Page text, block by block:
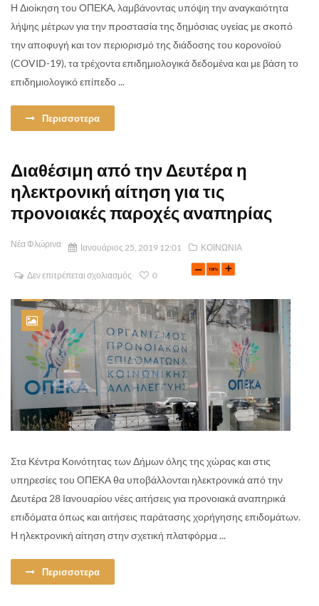
Η Διοίκηση του ΟΠΕΚΑ, λαμβάνοντας υπόψη την αναγκαιότητα
λήψης μέτρων για την προστασία της δημόσιας υγείας με σκοπό
την αποφυγή και τον περιορισμό της διάδοσης του κορονοϊού
(COVID-19), τα τρέχοντα επιδημιολογικά δεδομένα και με βάση το
επιδημιολογικό επίπεδο ...
Περισσοτερα
Διαθέσιμη από την Δευτέρα η
ηλεκτρονική αίτηση για τις
προνοιακές παροχές αναπηρίας
Νέα Φλώρινα Ιανουάριος 25, 2019 12:01 ΚΟΙΝΩΝΙΑ
Δεν επιτρέπεται σχολιασμός 0
Στα Κέντρα Κοινότητας των Δήμων όλης της χώρας και στις
υπηρεσίες του ΟΠΕΚΑ θα υποβάλλονται ηλεκτρονικά από την
Δευτέρα 28 Ιανουαρίου νέες αιτήσεις για προνοιακά αναπηρικά
επιδόματα όπως και αιτήσεις παράτασης χορήγησης επιδομάτων.
Η ηλεκτρονική αίτηση στην σχετική πλατφόρμα ...
Περισσοτερα